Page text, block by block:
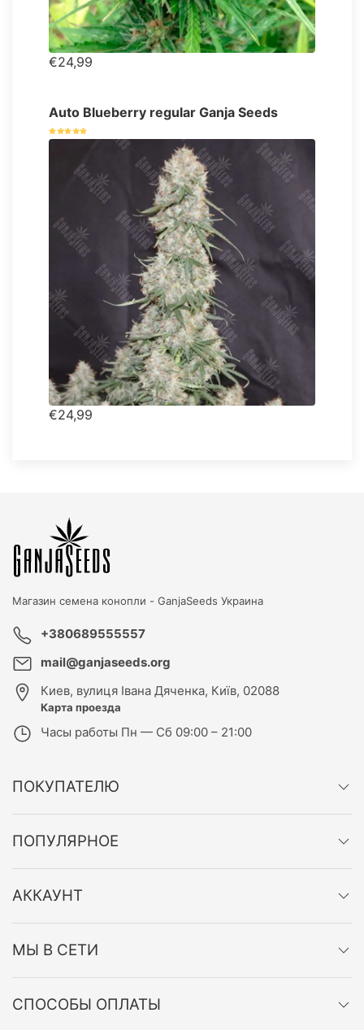
€24,99
Auto Blueberry regular Ganja Seeds
€24,99
Магазин семена конопли - GanjaSeeds Украина
+380689555557
mail@ganjaseeds.org
Киев, вулиця Івана Дяченка, Київ, 02088
Карта проезда
Часы работы Пн — Сб 09:00 – 21:00
ПОКУПАТЕЛЮ
ПОПУЛЯРНОЕ
АККАУНТ
МЫ В СЕТИ
СПОСОБЫ ОПЛАТЫ